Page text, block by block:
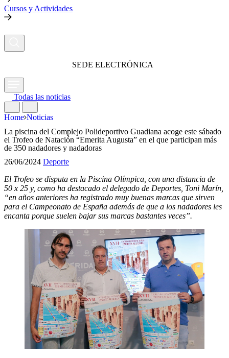
Cursos y Actividades
SEDE ELECTRÓNICA
Todas las noticias
Home Noticias
La piscina del Complejo Polideportivo Guadiana acoge este sábado
el Trofeo de Natación “Emerita Augusta” en el que participan más
de 350 nadadores y nadadoras
26/06/2024 Deporte
El Trofeo se disputa en la Piscina Olímpica, con una distancia de
50 x 25 y, como ha destacado el delegado de Deportes, Toni Marín,
“en años anteriores ha registrado muy buenas marcas que sirven
para el Campeonato de España además de que a los nadadores les
encanta porque suelen bajar sus marcas bastantes veces”.